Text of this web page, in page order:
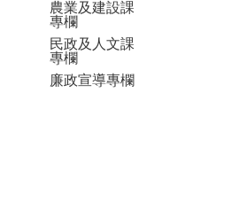
農業及建設課
專欄
民政及人文課
專欄
廉政宣導專欄